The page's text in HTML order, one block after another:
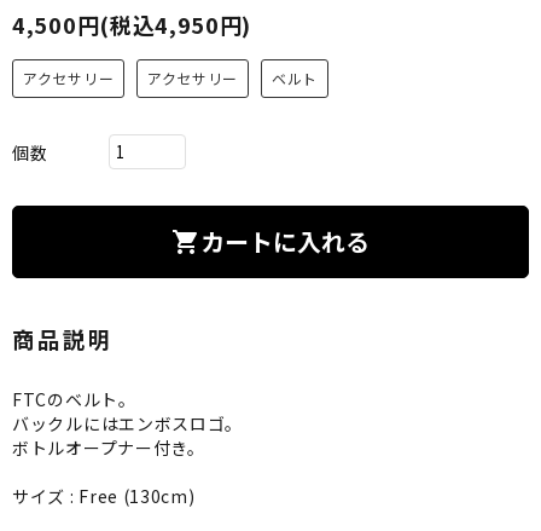
4,500円(税込4,950円)
アクセサリー アクセサリー ベルト
個数
shopping_cart カートに入れる
商品説明
FTCのベルト。
バックルにはエンボスロゴ。
ボトルオープナー付き。
サイズ : Free (130cm)